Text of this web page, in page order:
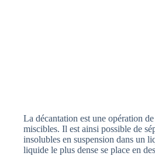
La décantation est une opération
miscibles. Il est ainsi possible de
insolubles en suspension dans un
liquide le plus dense se place en